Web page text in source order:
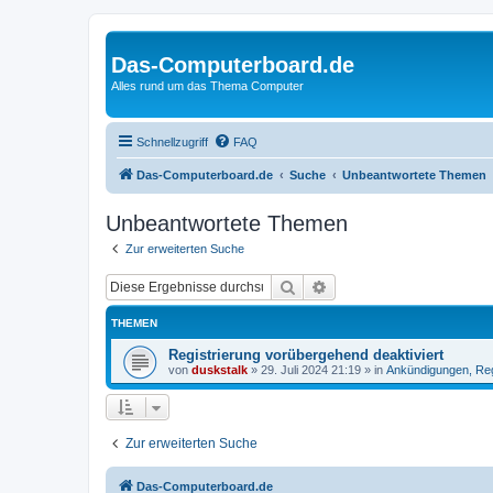
Das-Computerboard.de
Alles rund um das Thema Computer
Schnellzugriff FAQ
Das-Computerboard.de Suche Unbeantwortete Themen
Unbeantwortete Themen
Zur erweiterten Suche
Suche
THEMEN
Registrierung vorübergehend deaktiviert
von duskstalk » 29. Juli 2024 21:19 » in Ankündigungen,
Zur erweiterten Suche
Das-Computerboard.de